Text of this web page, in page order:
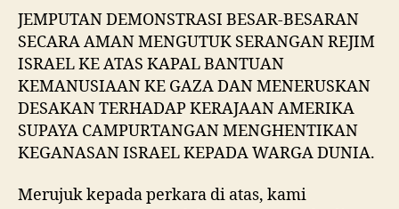
JEMPUTAN DEMONSTRASI BESAR-BESARAN
SECARA AMAN MENGUTUK SERANGAN REJIM
ISRAEL KE ATAS KAPAL BANTUAN
KEMANUSIAAN KE GAZA DAN MENERUSKAN
DESAKAN TERHADAP KERAJAAN AMERIKA
SUPAYA CAMPURTANGAN MENGHENTIKAN
KEGANASAN ISRAEL KEPADA WARGA DUNIA.
Merujuk kepada perkara di atas, kami